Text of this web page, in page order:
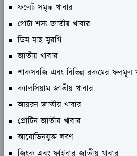
ফলেট সমৃদ্ধ খাবার
গোটা শস্য জাতীয় খাবার
ডিম মাছ মুরগি
জাতীয় খাবার
শাকসবজি এবং বিভিন্ন রকমের ফলমূল
ক্যালসিয়াম জাতীয় খাবার
আয়রন জাতীয় খাবার
প্রোটিন জাতীয় খাবার
আয়োডিনযুক্ত লবণ
জিংক এবং ফাইবার জাতীয় খাবার